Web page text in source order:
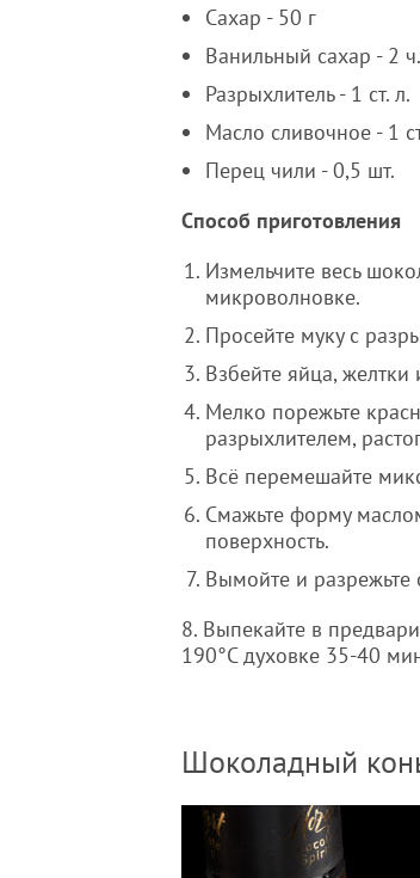
Сахар - 50 г
Ванильный сахар - 2
Разрыхлитель - 1 ст. л.
Масло сливочное - 1
Перец чили - 0,5 шт.
Способ приготовления
Измельчите весь
микроволновке.
Просейте муку с
Взбейте яйца,
Мелко порежьте
разрыхлителем,
Всё перемешайте
Смажьте форму
поверхность.
Вымойте и разрежьте
8. Выпекайте в
190°С духовке 35-40
Шоколадный